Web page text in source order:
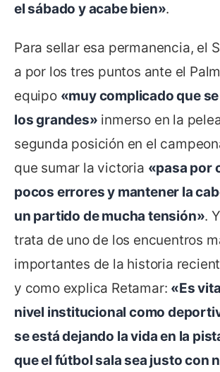
el sábado y acabe bien».
Para sellar esa permanencia, el
a por los tres puntos ante el
equipo «muy complicado que
los grandes» inmerso en la
segunda posición en el
que sumar la victoria «pasa por
pocos errores y mantener la
un partido de mucha tensión».
trata de uno de los encuentros
importantes de la historia
y como explica Retamar: «Es
nivel institucional como
se está dejando la vida en la
que el fútbol sala sea justo con